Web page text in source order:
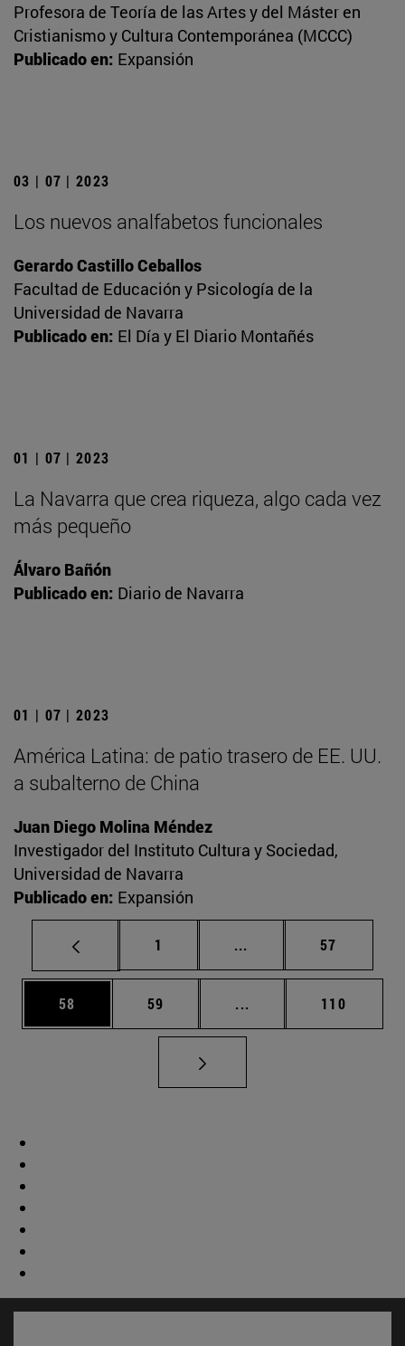
Profesora de Teoría de las Artes y del Máster en
Cristianismo y Cultura Contemporánea (MCCC)
Publicado en: Expansión
03 | 07 | 2023
Los nuevos analfabetos funcionales
Gerardo Castillo Ceballos
Facultad de Educación y Psicología de la
Universidad de Navarra
Publicado en: El Día y El Diario Montañés
01 | 07 | 2023
La Navarra que crea riqueza, algo cada vez
más pequeño
Álvaro Bañón
Publicado en: Diario de Navarra
01 | 07 | 2023
América Latina: de patio trasero de EE. UU.
a subalterno de China
Juan Diego Molina Méndez
Investigador del Instituto Cultura y Sociedad,
Universidad de Navarra
Publicado en: Expansión
Página
1 ... Páginas intermedias
Página
57
Página
58 Página
59 ... Páginas intermedias
Página
110